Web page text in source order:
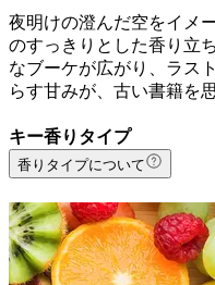
夜明けの澄んだ空をイメ
のすっきりとした香り立
なブーケが広がり、ラス
らす甘みが、古い書籍を
キー香りタイプ
香りタイプについて